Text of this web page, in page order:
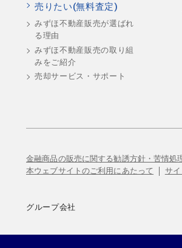
売りたい(無料査定)
みずほ不動産販売が選ばれ
る理由
みずほ不動産販売の取り組
みをご紹介
売却サービス・サポート
金融商品の販売に関する勧誘方針・苦情処
本ウェブサイトのご利用にあたって
サ
グループ会社